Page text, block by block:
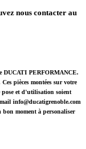
nous contacter au
DUCATI PERFORMANCE.
pièces montées sur votre
pose et d'utilisation soient
info@ducatigrenoble.com
bon moment à personaliser